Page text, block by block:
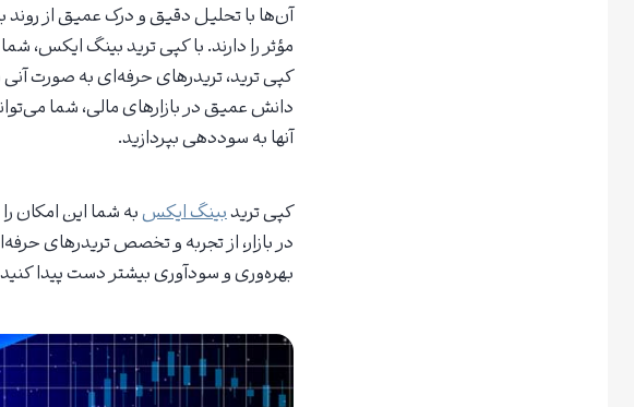
آن‌ها با تحلیل دقیق و درک عمیق از روند
مؤثر را دارند. با کپی ترید بینگ ایکس،
کپی ترید، تریدرهای حرفه‌ای به صورت آنی
دانش عمیق در بازارهای مالی، شما
آنها به سوددهی بپردازید.
کپی تریدبینگ ایکسبه شما این امکان
در بازار، از تجربه و تخصص تریدرهای
بهره‌وری و سودآوری بیشتر دست پیدا